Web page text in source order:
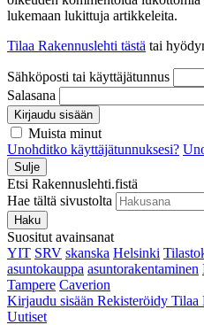
lukemaan lukittuja artikkeleita.
Tilaa Rakennuslehti tästä tai
Sähköposti tai käyttäjätunnus
Salasana
Kirjaudu sisään
Muista minut
Unohditko käyttäjätunnuksesi?
Sulje
Etsi Rakennuslehti.fistä
Hae tältä sivustolta
Haku
Suositut avainsanat
YIT SRV skanska Helsinki
asuntokauppa asuntorakentaminen
Tampere Caverion
Kirjaudu sisään Rekisteröidy Tilaa
Uutiset